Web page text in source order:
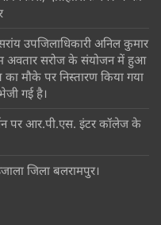
उपजिलाधिकारी अनिल कुमार
अवतार सरोज के संयोजन में हुआ
मौके पर निस्तारण किया गया
गई है।
पर आर.पी.एस. इंटर कॉलेज के
जिला बलरामपुर।